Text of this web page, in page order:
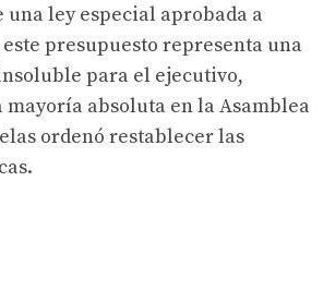
una ley especial aprobada a
presupuesto representa una
para el ejecutivo,
mayoría absoluta en la Asamblea
ordenó restablecer las